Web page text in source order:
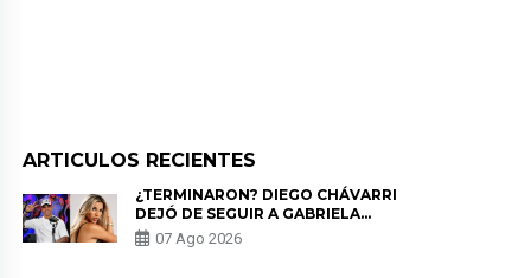
ARTICULOS RECIENTES
¿TERMINARON? DIEGO CHÁVARRI
DEJÓ DE SEGUIR A GABRIELA
HERRERA Y ANUNCIA SU SALIDA
DE PÓDCAST
07 Ago 2026